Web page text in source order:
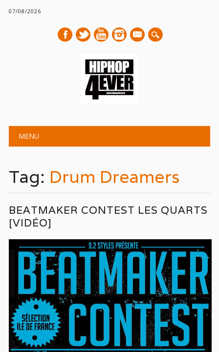
07/08/2026
mail
Main menu
MENU
Tag: Drum Dreamers
BEATMAKER CONTEST LES QUARTS
[VIDÉO]